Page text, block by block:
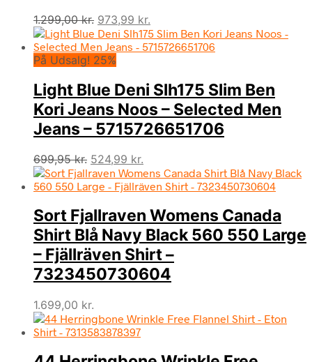
1.299,00kr. Den
oprindelige
pris
var:
973,99 kr.
aktuelle
pris
På Udsalg! 25%
Light Blue Deni Slh175 Slim Ben
Kori Jeans Noos – Selected Men
Jeans – 5715726651706
699,95kr. Den
oprindelige
pris
699,95 kr..
524,99 kr.
aktuelle
pris
524,99 kr..
Sort Fjallraven Womens Canada
Shirt Blå Navy Black 560 550 Large
– Fjällräven Shirt –
7323450730604
1.699,00 kr.